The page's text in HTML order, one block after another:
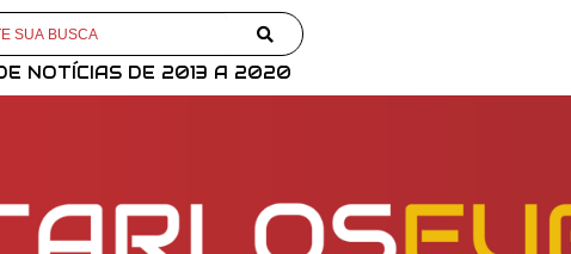
NOTÍCIAS DE 2013 A 2020